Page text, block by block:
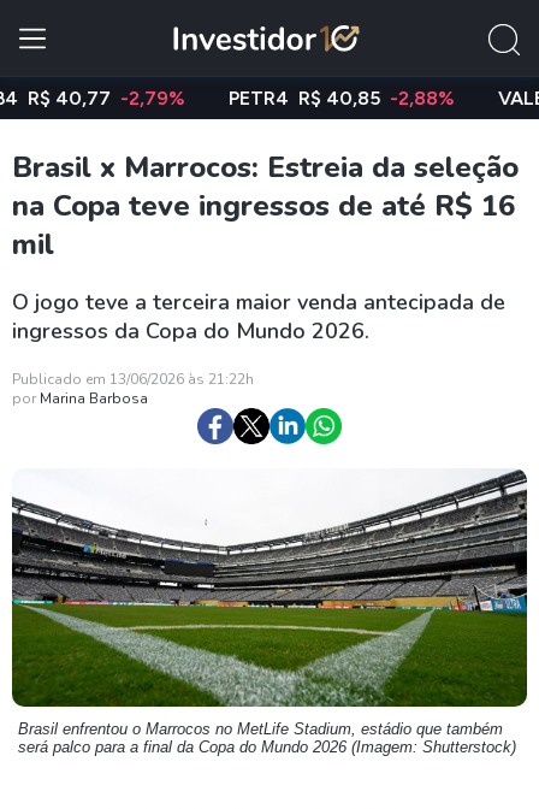
40,77 -2,79% PETR4 R$ 40,85 -2,88% VALE3
Brasil x Marrocos: Estreia da seleção
na Copa teve ingressos de até R$ 16
mil
O jogo teve a terceira maior venda antecipada de
ingressos da Copa do Mundo 2026.
Publicado em 13/06/2026 às 21:22h
por Marina Barbosa
Brasil enfrentou o Marrocos no MetLife Stadium, estádio que também
será palco para a final da Copa do Mundo 2026 (Imagem: Shutterstock)